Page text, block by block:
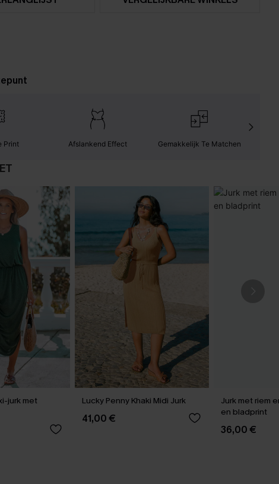
Print Afslankend Effect Gemakkelijk Te Matchen
jurk met
Lucky Penny Khaki Midi Jurk
41,00 €
Jurk met riem
en bladprint
36,00 €